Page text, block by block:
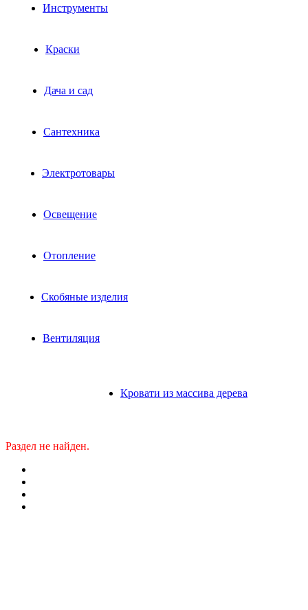
Инструменты
Краски
Дача и сад
Сантехника
Электротовары
Освещение
Отопление
Скобяные изделия
Вентиляция
Кровати из массива дерева
Раздел не найден.